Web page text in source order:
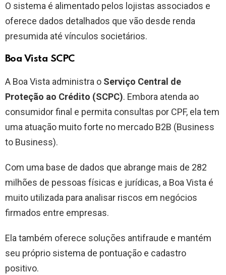
O sistema é alimentado pelos lojistas associados e
oferece dados detalhados que vão desde renda
presumida até vínculos societários.
Boa Vista SCPC
A Boa Vista administra o Serviço Central de
Proteção ao Crédito (SCPC). Embora atenda ao
consumidor final e permita consultas por CPF, ela tem
uma atuação muito forte no mercado B2B (Business
to Business).
Com uma base de dados que abrange mais de 282
milhões de pessoas físicas e jurídicas, a Boa Vista é
muito utilizada para analisar riscos em negócios
firmados entre empresas.
Ela também oferece soluções antifraude e mantém
seu próprio sistema de pontuação e cadastro
positivo.